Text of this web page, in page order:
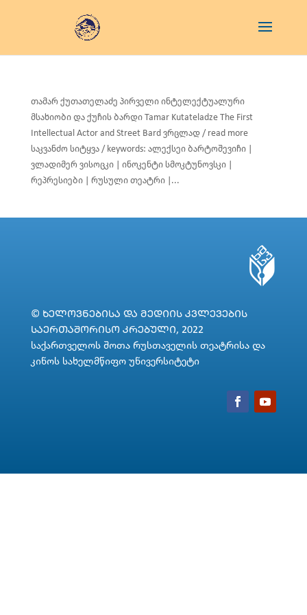
თამარ ქუთათელაძე პირველი ინტელექტუალური
მსახიობი და ქუჩის ბარდი Tamar Kutateladze The First
Intellectual Actor and Street Bard ვრცლად / read more
საკვანძო სიტყვა / keywords: ალექსეი ბარტოშევიჩი |
ვლადიმერ ვისოცკი | ინოკენტი სმოკტუნოვსკი |
რეპრესიები | რუსული თეატრი |...
© ᲮᲔᲚᲝᲕᲜᲔᲑᲘᲡᲐ ᲓᲐ ᲛᲔᲓᲘᲘᲡ ᲙᲕᲚᲔᲕᲔᲑᲘᲡ
ᲡᲐᲔᲠᲗᲐᲨᲝᲠᲘᲡᲝ ᲙᲠᲔᲑᲣᲚᲘ, 2022
საქართველოს შოთა რუსთაველის თეატრისა და
კინოს სახელმწიფო უნივერსიტეტი